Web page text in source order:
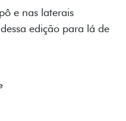
e nas laterais
edição para lá de